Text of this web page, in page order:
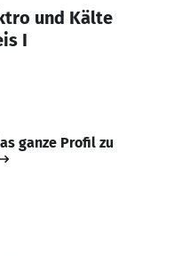
und Kälte
I
ganze Profil zu